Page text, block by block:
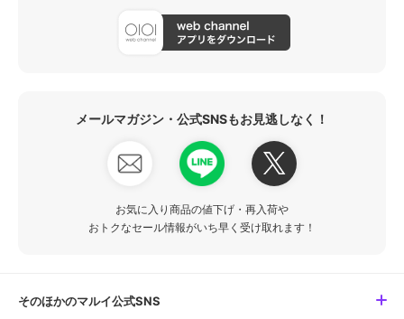
メールマガジン・公式SNSもお見逃しなく！
お気に入り商品の値下げ・再入荷や
おトクなセール情報がいち早く受け取れます！
そのほかのマルイ公式SNS